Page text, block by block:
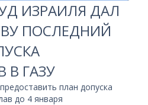
ИЗРАИЛЯ ДАЛ
ПОСЛЕДНИЙ
В ГАЗУ
план допуска
до 4 января